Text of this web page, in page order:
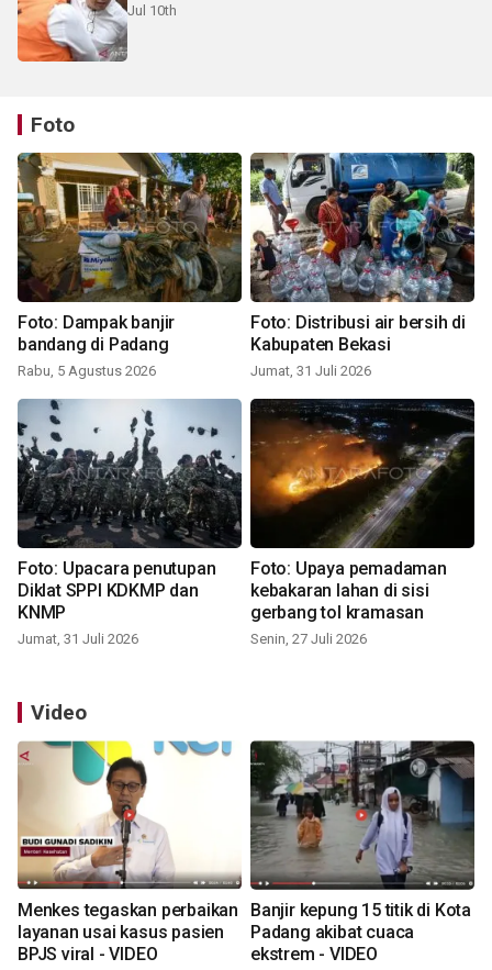
Jul 10th
Foto
Foto: Dampak banjir
bandang di Padang
Rabu, 5 Agustus 2026
Foto: Distribusi air bersih di
Kabupaten Bekasi
Jumat, 31 Juli 2026
Foto: Upacara penutupan
Diklat SPPI KDKMP dan
KNMP
Jumat, 31 Juli 2026
Foto: Upaya pemadaman
kebakaran lahan di sisi
gerbang tol kramasan
Senin, 27 Juli 2026
Video
Menkes tegaskan perbaikan
layanan usai kasus pasien
BPJS viral - VIDEO
Banjir kepung 15 titik di Kota
Padang akibat cuaca
ekstrem - VIDEO